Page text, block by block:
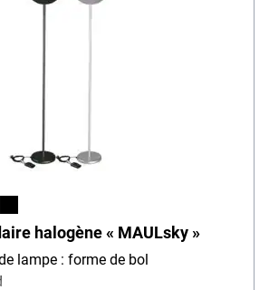
halogène « MAULsky »
lampe : forme de bol